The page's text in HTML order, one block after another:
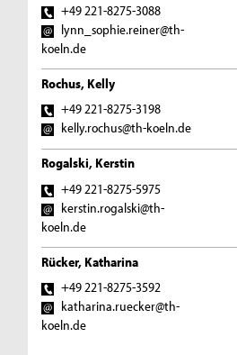
+49 221-8275-3088
lynn_sophie.reiner@th-
koeln.de
Rochus, Kelly
+49 221-8275-3198
kelly.rochus@th-koeln.de
Rogalski, Kerstin
+49 221-8275-5975
kerstin.rogalski@th-
koeln.de
Rücker, Katharina
+49 221-8275-3592
katharina.ruecker@th-
koeln.de